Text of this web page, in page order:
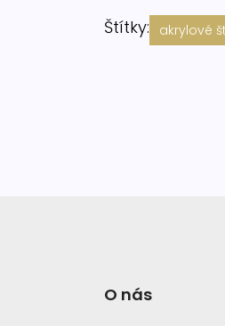
Štítky: akrylové
O nás